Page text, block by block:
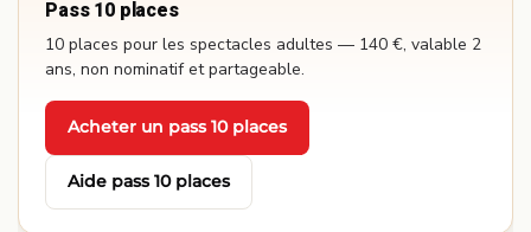
Pass 10 places
10 places pour les spectacles adultes — 140 €, valable 2
ans, non nominatif et partageable.
Acheter un pass 10 places
· Aide pass 10 places